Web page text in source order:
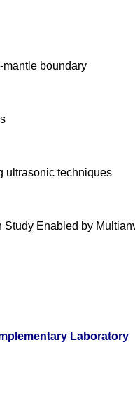
boundary
ultrasonic techniques
Study Enabled by